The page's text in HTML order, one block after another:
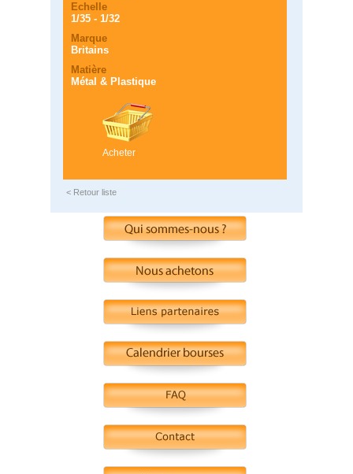
Echelle
1/35 - 1/32
Marque
Britains
Matière
Métal & Plastique
Acheter
< Retour liste